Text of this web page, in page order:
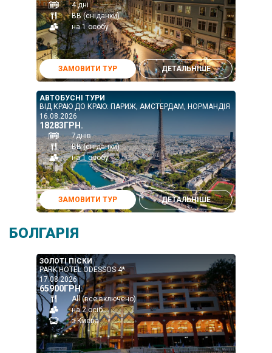
4 дні
ВВ (сніданки)
на 1 особу
ЗАМОВИТИ ТУР ДЕТАЛЬНІШЕ
АВТОБУСНІ ТУРИ
ВІД КРАЮ ДО КРАЮ: ПАРИЖ, АМСТЕРДАМ, НОРМАНДІЯ
16.08.2026
18283ГРН.
7днів
ВВ (сніданки)
на 1 особу
ЗАМОВИТИ ТУР ДЕТАЛЬНІШЕ
БОЛГАРІЯ
ЗОЛОТІ ПІСКИ
PARK HOTEL ODESSOS 4*
17.08.2026
65900ГРН.
All (все включено)
на 2 осіб
з Києва